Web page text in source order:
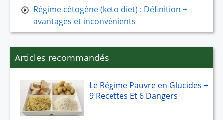
Régime cétogène (keto diet) : Définition +
avantages et inconvénients
Articles recommandés
Le Régime Pauvre en Glucides +
9 Recettes Et 6 Dangers